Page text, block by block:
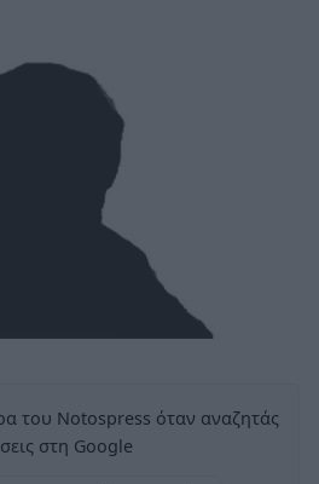
του Notospress όταν αναζητάς
στη Google